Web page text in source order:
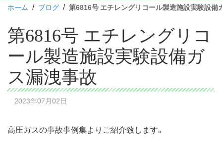
ホーム / ブログ / 第6816号 エチレングリコール製造施設実験設備
第6816号 エチレングリコ
ール製造施設実験設備ガ
ス漏洩事故
2023年07月02日
高圧ガスの事故事例集よりご紹介致します。